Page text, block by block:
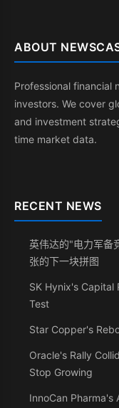
ABOUT
Professional financial
investors. We cover
and investment
time market data.
RECENT NEWS
英伟达的"电力军备
张的下一块拼图
SK Hynix's Capital
Test
Star Copper's
Oracle's Rally
Stop Growing
InnoCan Pharma's